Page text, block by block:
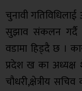
चुनावी
सुझाव संकलन गर्दै
वडामा हिड्दै छ ।
प्रदेश ख का अध्यक्ष
चौधरी,क्षेत्रीय